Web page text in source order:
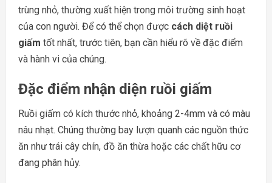
trùng nhỏ, thường xuất hiện trong môi trường sinh hoạt
của con người. Để có thể chọn được cách diệt ruồi
giấm tốt nhất, trước tiên, bạn cần hiểu rõ về đặc điểm
và hành vi của chúng.
Đặc điểm nhận diện ruồi giấm
Ruồi giấm có kích thước nhỏ, khoảng 2-4mm và có màu
nâu nhạt. Chúng thường bay lượn quanh các nguồn thức
ăn như trái cây chín, đồ ăn thừa hoặc các chất hữu cơ
đang phân hủy.